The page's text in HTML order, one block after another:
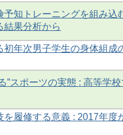
予知トレーニングを組み込
結果分析から
初年次男子学生の身体組成
”スポーツの実態 : 高等学
を履修する意義 : 2017年